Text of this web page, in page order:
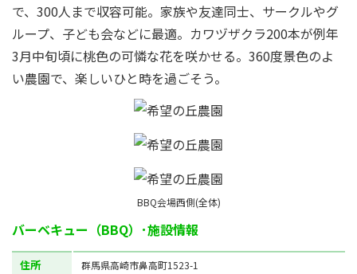
で、300人まで収容可能。家族や友達同士、サークルやグ
ループ、子ども会などに最適。カワヅザクラ200本が例年
3月中旬頃に桃色の可憐な花を咲かせる。360度景色のよ
い農園で、楽しいひと時を過ごそう。
BBQ会場西側(全体)
バーベキュー（BBQ）･施設情報
住所 群馬県高崎市鼻高町1523-1